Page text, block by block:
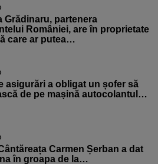
Grădinaru, partenera
României, are în proprietate
care ar putea…
asigurări a obligat un șofer să
de pe mașină autocolantul…
Carmen Șerban a dat
în groapa de la…